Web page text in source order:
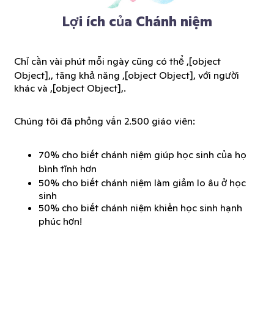
Lợi ích của Chánh niệm
Chỉ cần vài phút mỗi ngày cũng có thể ,[object
Object],, tăng khả năng ,[object Object], với người
khác và ,[object Object],.
Chúng tôi đã phỏng vấn 2.500 giáo viên:
70% cho biết chánh niệm giúp học sinh của họ
bình tĩnh hơn
50% cho biết chánh niệm làm giảm lo âu ở học
sinh
50% cho biết chánh niệm khiến học sinh hạnh
phúc hơn!